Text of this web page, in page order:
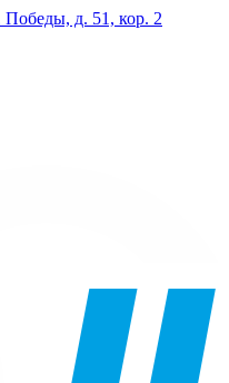
Победы, д. 51, кор. 2